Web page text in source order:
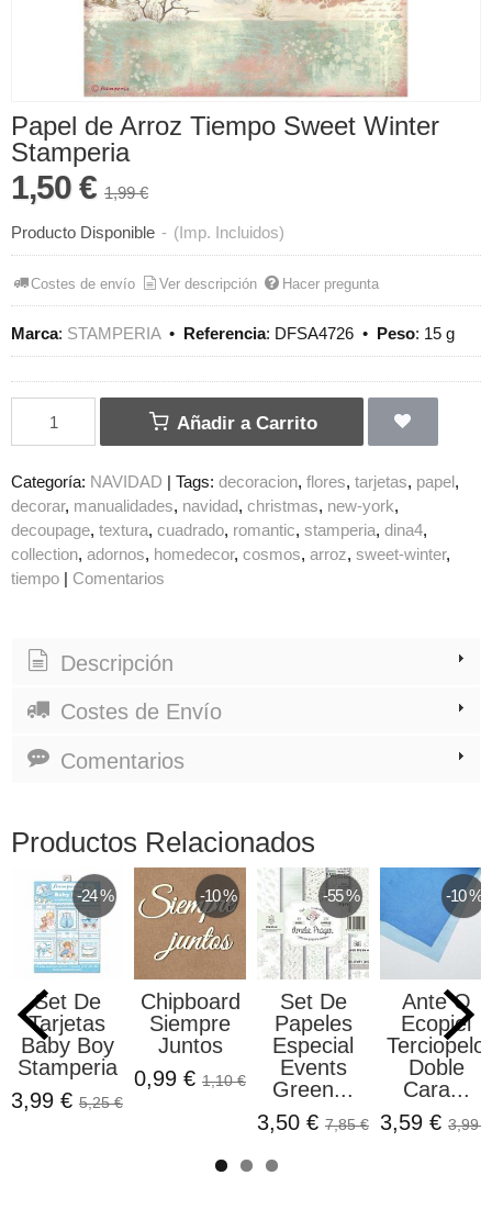
Papel de Arroz Tiempo Sweet Winter
Stamperia
1,50 € 1,99 €
Producto Disponible - (Imp. Incluidos)
Costes de envío Ver descripción Hacer pregunta
Marca: STAMPERIA• Referencia: DFSA4726 • Peso: 15 g
Añadir a Carrito
Categoría: NAVIDAD Tags: decoracion flores tarjetas papel
decorar manualidades navidad christmas new-york
decoupage textura cuadrado romantic stamperia dina4
collection adornos homedecor cosmos arroz sweet-winter
tiempo
Comentarios
Descripción
Costes de Envío
Comentarios
Productos Relacionados
-24 %
Set De
Tarjetas
Baby Boy
Stamperia
3,99 € 5,25 €
-10 %
Chipboard
Siempre
Juntos
0,99 € 1,10 €
-55 %
Set De
Papeles
Especial
Events
Green...
3,50 € 7,85 €
-10 %
Ante O
Ecopiel
Terciopelo
Doble
Cara...
3,59 € 3,99 €